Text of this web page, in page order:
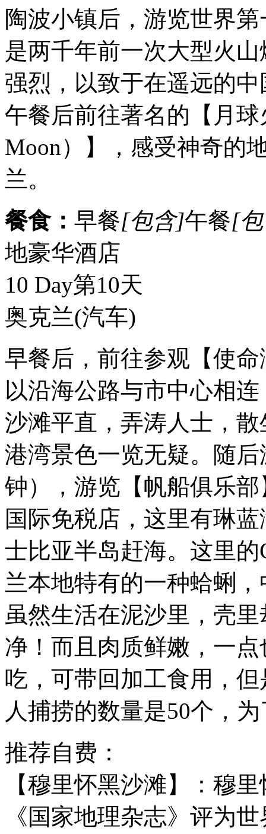
陶波小镇后，游览世界
是两千年前一次大型火
强烈，以致于在遥远的
午餐后前往著名的【月球
Moon）】，感受神奇的
兰。
餐食： 早餐[包含]午餐[
地豪华酒店
10 Day第10天
奥克兰(汽车)
早餐后，前往参观【使
以沿海公路与市中心相
沙滩平直，弄涛人士，
港湾景色一览无疑。随
钟），游览【帆船俱乐
国际免税店，这里有琳
士比亚半岛赶海。这里的
兰本地特有的一种蛤蜊
虽然生活在泥沙里，壳
净！而且肉质鲜嫩，一
吃，可带回加工食用，
人捕捞的数量是50个，
推荐自费：
【穆里怀黑沙滩】：穆
《国家地理杂志》评为